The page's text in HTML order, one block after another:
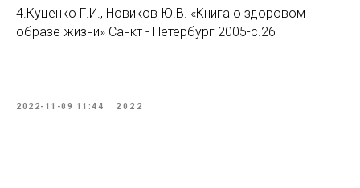
4.Куценко Г.И., Новиков Ю.В. «Книга о здоровом
образе жизни» Санкт - Петербург 2005-с.26
2022-11-09 11:44 2022